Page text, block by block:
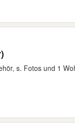
s. Fotos und 1